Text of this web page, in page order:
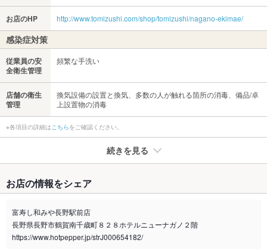
お店のHP http://www.tomizushi.com/shop/tomizushi/nagano-ekimae/
感染症対策
従業員の安
全衛生管理
頻繁な手洗い
店舗の衛生
管理
換気設備の設置と換気、多数の人が触れる箇所の消毒、備品/卓
上設置物の消毒
※各項目の詳細は こちらをご確認ください。
続きを見る
禁煙・喫煙 全席禁煙
喫煙専用室 なし
※2020年4月1日～受動喫煙対策に関する法律が施行されています。正しい情報はお店へお問い
お店の情報をシェア
富寿し和みや長野駅前店
長野県長野市鶴賀南千歳町８２８ホテルニューナガノ２階
https://www.hotpepper.jp/strJ000654182/